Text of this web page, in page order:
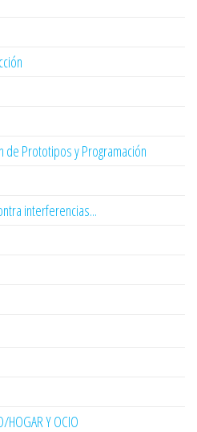
de Prototipos y Programación
interferencias...
HOGAR Y OCIO